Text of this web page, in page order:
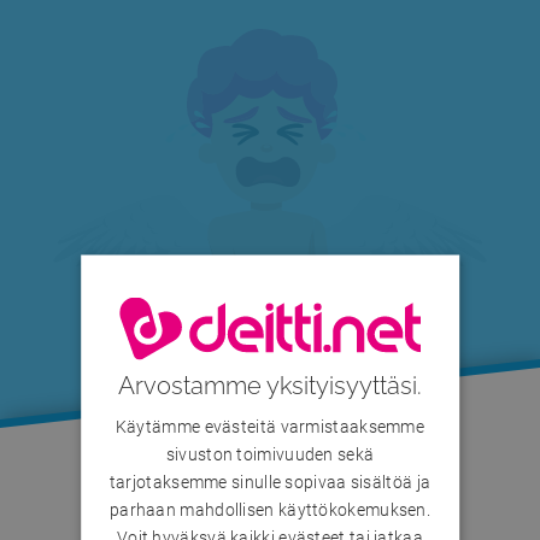
Käyttäjä on määrittänyt profiilinsa piilotetuksi.
Arvostamme yksityisyyttäsi.
Käytämme evästeitä varmistaaksemme
sivuston toimivuuden sekä
tarjotaksemme sinulle sopivaa sisältöä ja
parhaan mahdollisen käyttökokemuksen.